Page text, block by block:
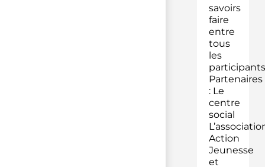
savoirs
faire
entre
tous
les
participants
Partenaires
: Le
centre
social
Action
Jeunesse
et